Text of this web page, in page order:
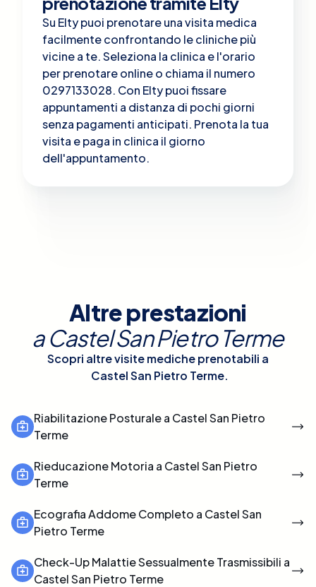
Su Elty puoi prenotare una visita medica
facilmente confrontando le cliniche più
vicine a te. Seleziona la clinica e l'orario
per prenotare online o chiama il numero
0297133028. Con Elty puoi fissare
appuntamenti a distanza di pochi giorni
senza pagamenti anticipati. Prenota la tua
visita e paga in clinica il giorno
dell'appuntamento.
Altre prestazioni
aCastel San Pietro Terme
Scopri altre visite mediche prenotabili a
Castel San Pietro Terme.
Riabilitazione Posturale a Castel San Pietro
Terme
Rieducazione Motoria a Castel San Pietro
Terme
Ecografia Addome Completo a Castel San
Pietro Terme
Check-Up Malattie Sessualmente Trasmissibili a
Castel San Pietro Terme